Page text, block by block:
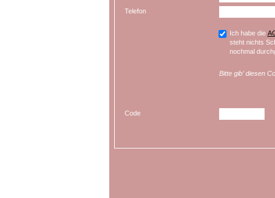
Telefon
Ich habe die
steht nichts
nochmal
Bitte gib’ diesen
Code